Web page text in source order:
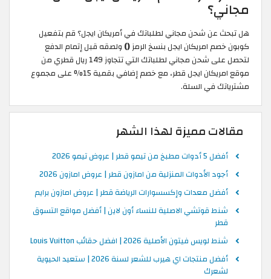
مجاني؟
هل تبحث عن شحن مجاني لطلباتك في أمريكان ايجل؟ قم بتفعيل
كوبون خصم امريكان ايجل بنسخ الرمز() ولصقه قبل إتمام الدفع
لتحصل على شحن مجاني لطلباتك التي تتجاوز 149 ريال قطري من
موقع امريكان ايجل قطر، مع خصم إضافي بقمية 15% على مجموع
مشترياتك في السلة.
مقالات مميزة لهذا الشهر
أفضل 5 أدوات مطبخ من تيمو قطر | عروض تيمو 2026
أجود الأدوات المنزلية من امازون قطر | عروض امازون 2026
أفضل معدات وإكسسوارات الرياضة قطر | عروض امازون برايم
شنط قوتشي الاصلية للنساء أون لاين | أفضل مواقع التسوق
قطر
شنط لويس فيتون الأصلية 2026 | افضل حقائب Louis Vuitton
أفضل منتجات اي هيرب للشعر لسنة 2026 | ستعيد الحيوية
لشعرك